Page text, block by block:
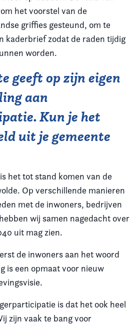
het voorstel van de
griffies gesteund, om te
kaderbrief zodat de raden tijdig
worden.
geeft op zijn eigen
aan
Kun je het
uit je gemeente
het tot stand komen van de
Op verschillende manieren
met de inwoners, bedrijven
wij samen nagedacht over
uit mag zien.
de inwoners aan het woord
is een opmaat voor nieuw
is dat het ook heel
zijn vaak te bang voor